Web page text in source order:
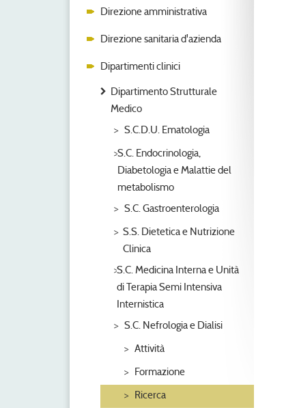
Direzione amministrativa
Direzione sanitaria d'azienda
Dipartimenti clinici
Dipartimento Strutturale
Medico
S.C.D.U. Ematologia
S.C. Endocrinologia,
Diabetologia e Malattie del
metabolismo
S.C. Gastroenterologia
S.S. Dietetica e Nutrizione
Clinica
S.C. Medicina Interna e Unità
di Terapia Semi Intensiva
Internistica
S.C. Nefrologia e Dialisi
Attività
Formazione
Ricerca